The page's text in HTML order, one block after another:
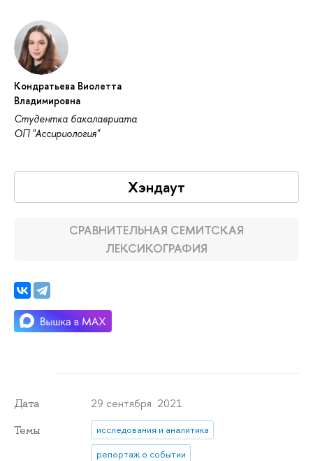
Кондратьева Виолетта
Владимировна
Студентка бакалавриата
ОП "Ассириология"
Хэндаут
СРАВНИТЕЛЬНАЯ СЕМИТСКАЯ
ЛЕКСИКОГРАФИЯ
Дата 29 сентября 2021
Темы
исследования и аналитика
репортаж о событии